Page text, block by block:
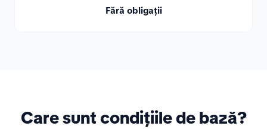
Fără obligații
Care sunt condițiile de bază?